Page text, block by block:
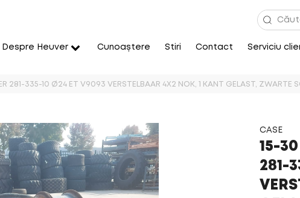
Despre Heuver Cunoaștere Stiri Contact Serviciu
281-335-10 Ø24 ET V9093 VERSTELBAAR 4X2 NOK, 1 KANT GELAST, ZWARTE
CASE
15-30
281-